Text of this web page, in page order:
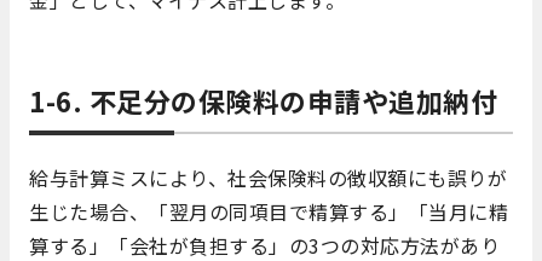
1-6. 不足分の保険料の申請や追加納付
給与計算ミスにより、社会保険料の徴収額にも誤りが
生じた場合、「翌月の同項目で精算する」「当月に精
算する」「会社が負担する」の3つの対応方法があり